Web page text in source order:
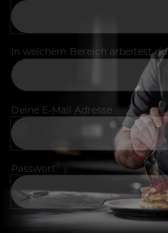
In welchem Bereich arbeitest du
Deine E-Mail Adresse
Passwort